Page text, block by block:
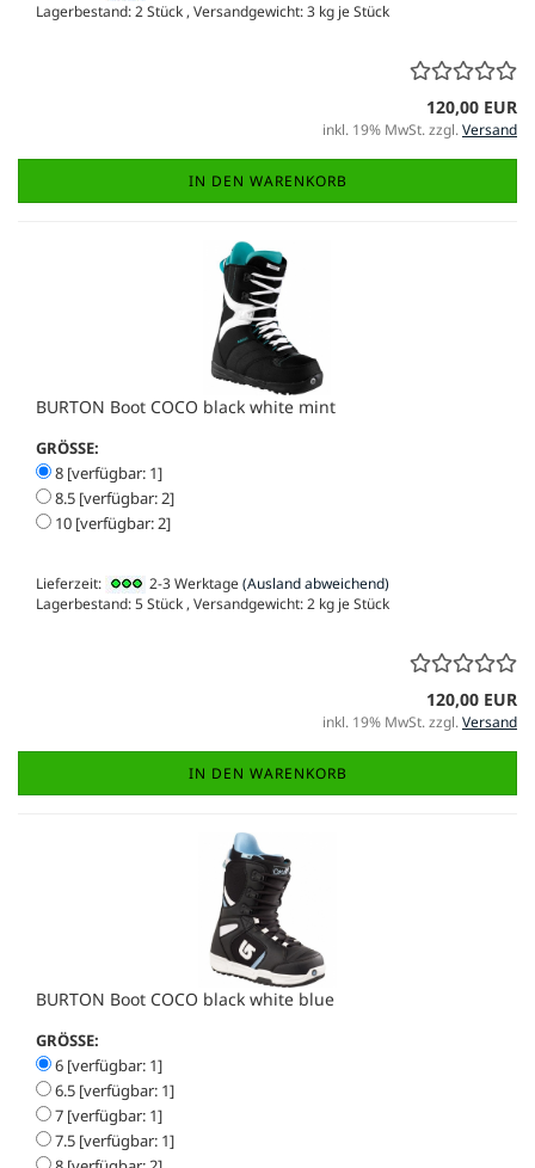
Lagerbestand: 2 Stück , Versandgewicht:3 kg je Stück
120,00 EUR
inkl. 19% MwSt. zzgl.Versand
IN DEN WARENKORB
BURTON Boot COCO black white mint
GRÖSSE:
8 [verfügbar: 1]
8.5 [verfügbar: 2]
10 [verfügbar: 2]
Lieferzeit: 2-3 Werktage(Ausland abweichend)
Lagerbestand: 5 Stück , Versandgewicht:2 kg je Stück
120,00 EUR
inkl. 19% MwSt. zzgl.Versand
IN DEN WARENKORB
BURTON Boot COCO black white blue
GRÖSSE:
6 [verfügbar: 1]
6.5 [verfügbar: 1]
7 [verfügbar: 1]
7.5 [verfügbar: 1]